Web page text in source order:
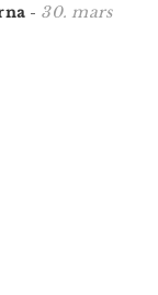
- 30. mars